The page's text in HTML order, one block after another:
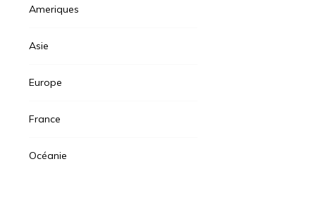
Ameriques
Asie
Europe
France
Océanie